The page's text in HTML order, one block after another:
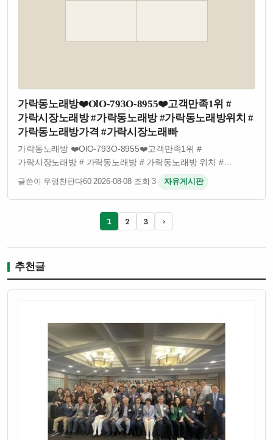
가락동노래방❤️OlO-793O-8955❤️고객만족1위 #
가락시장노래방 #가락동노래방 #가락동노래방위치 #
가락동노래방가격 #가락시장노래빠
가락동노래방 ❤️OlO-793O-8955❤️고객만족1위 #
가락시장노래방 # 가락동노래방 # 가락동노래방 위치 #
가락동노래방 가격 #가락시장노래빠 가락동노래방 ❤️OlO-
793O-8955❤️고객만족1위 #가락시장노래방 # 가락동노래방 #
가락동노래방 위치 # 가락동노래…
글쓴이 우렁찬판다60·2026-08-08·조회 3· 자유게시판
1 2 3 ›
추천글